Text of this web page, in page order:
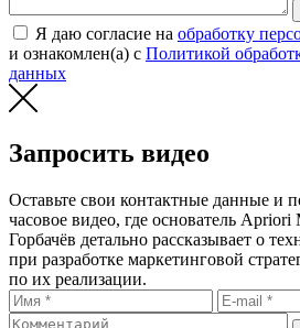
Я даю согласие на обработку
и ознакомлен(а) с Политикой
данных
Запросить видео
Оставьте свои контактные данные и
часовое видео, где основатель
Горбачёв детально рассказывает о
при разработке маркетинговой
по их реализации.